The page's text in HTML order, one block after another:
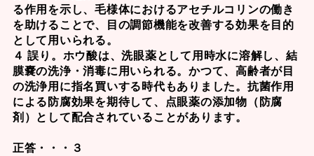
る作用を示し、毛様体におけるアセチルコリンの働き
を助けることで、目の調節機能を改善する効果を目的
として用いられる。
４ 誤り。 ホウ酸は、洗眼薬として用時水に溶解し、結
膜嚢の洗浄・消毒に用いられる。かつて、高齢者が目
の洗浄用に指名買いする時代もありました。抗菌作用
による防腐効果を期待して、点眼薬の添加物（防腐
剤）として配合されていることがあります。
正答・・・３